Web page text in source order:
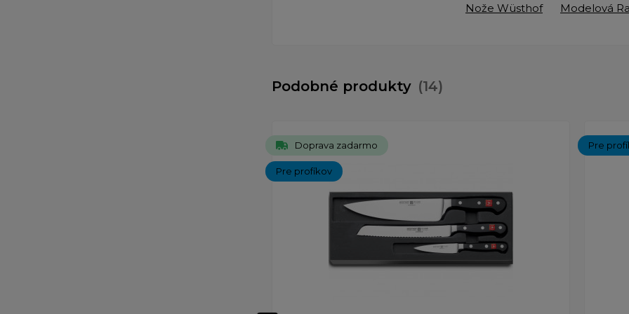
Nože Wüsthof
Modelová
Podobné produkty (14)
Doprava zadarmo
Pre profíkov
Pre